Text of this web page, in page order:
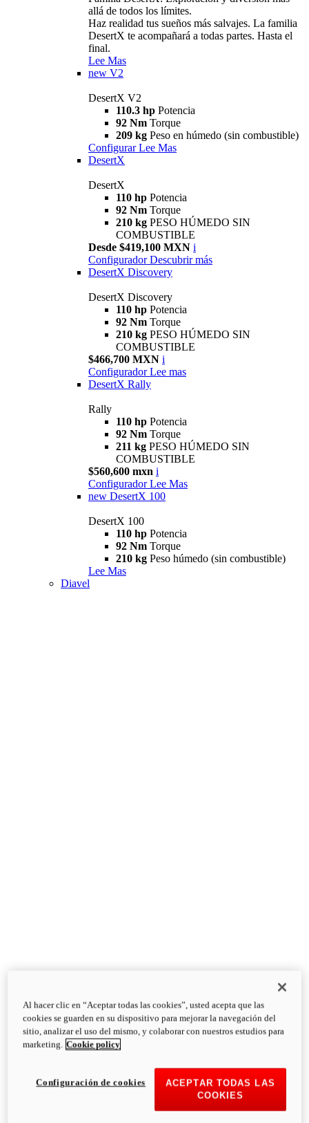
allá de todos los límites.
Haz realidad tus sueños más salvajes. La familia
DesertX te acompañará a todas partes. Hasta el
final.
Lee Mas
new V2
DesertX V2
110.3 hp Potencia
92 Nm Torque
209 kg Peso en húmedo (sin combustible)
Configurar Lee Mas
DesertX
DesertX
110 hp Potencia
92 Nm Torque
210 kg PESO HÚMEDO SIN
COMBUSTIBLE
Desde $419,100 MXN i
Configurador Descubrir más
DesertX Discovery
DesertX Discovery
110 hp Potencia
92 Nm Torque
210 kg PESO HÚMEDO SIN
COMBUSTIBLE
$466,700 MXN i
Configurador Lee mas
DesertX Rally
Rally
110 hp Potencia
92 Nm Torque
211 kg PESO HÚMEDO SIN
COMBUSTIBLE
$560,600 mxn i
Configurador Lee Mas
new DesertX 100
DesertX 100
110 hp Potencia
92 Nm Torque
210 kg Peso húmedo (sin combustible)
Lee Mas
Diavel
Diavel
V4
Diavel V4
126 NmTorque
223 kg
PESO HÚMEDO SIN
Al hacer clic en “Aceptar todas las cookies”, usted acepta que las
cookies se guarden en su dispositivo para mejorar la navegación del
sitio, analizar el uso del mismo, y colaborar con nuestros estudios para
marketing. Cookie policy
ACEPTAR TODAS LAS
COOKIES
Configuración de cookies